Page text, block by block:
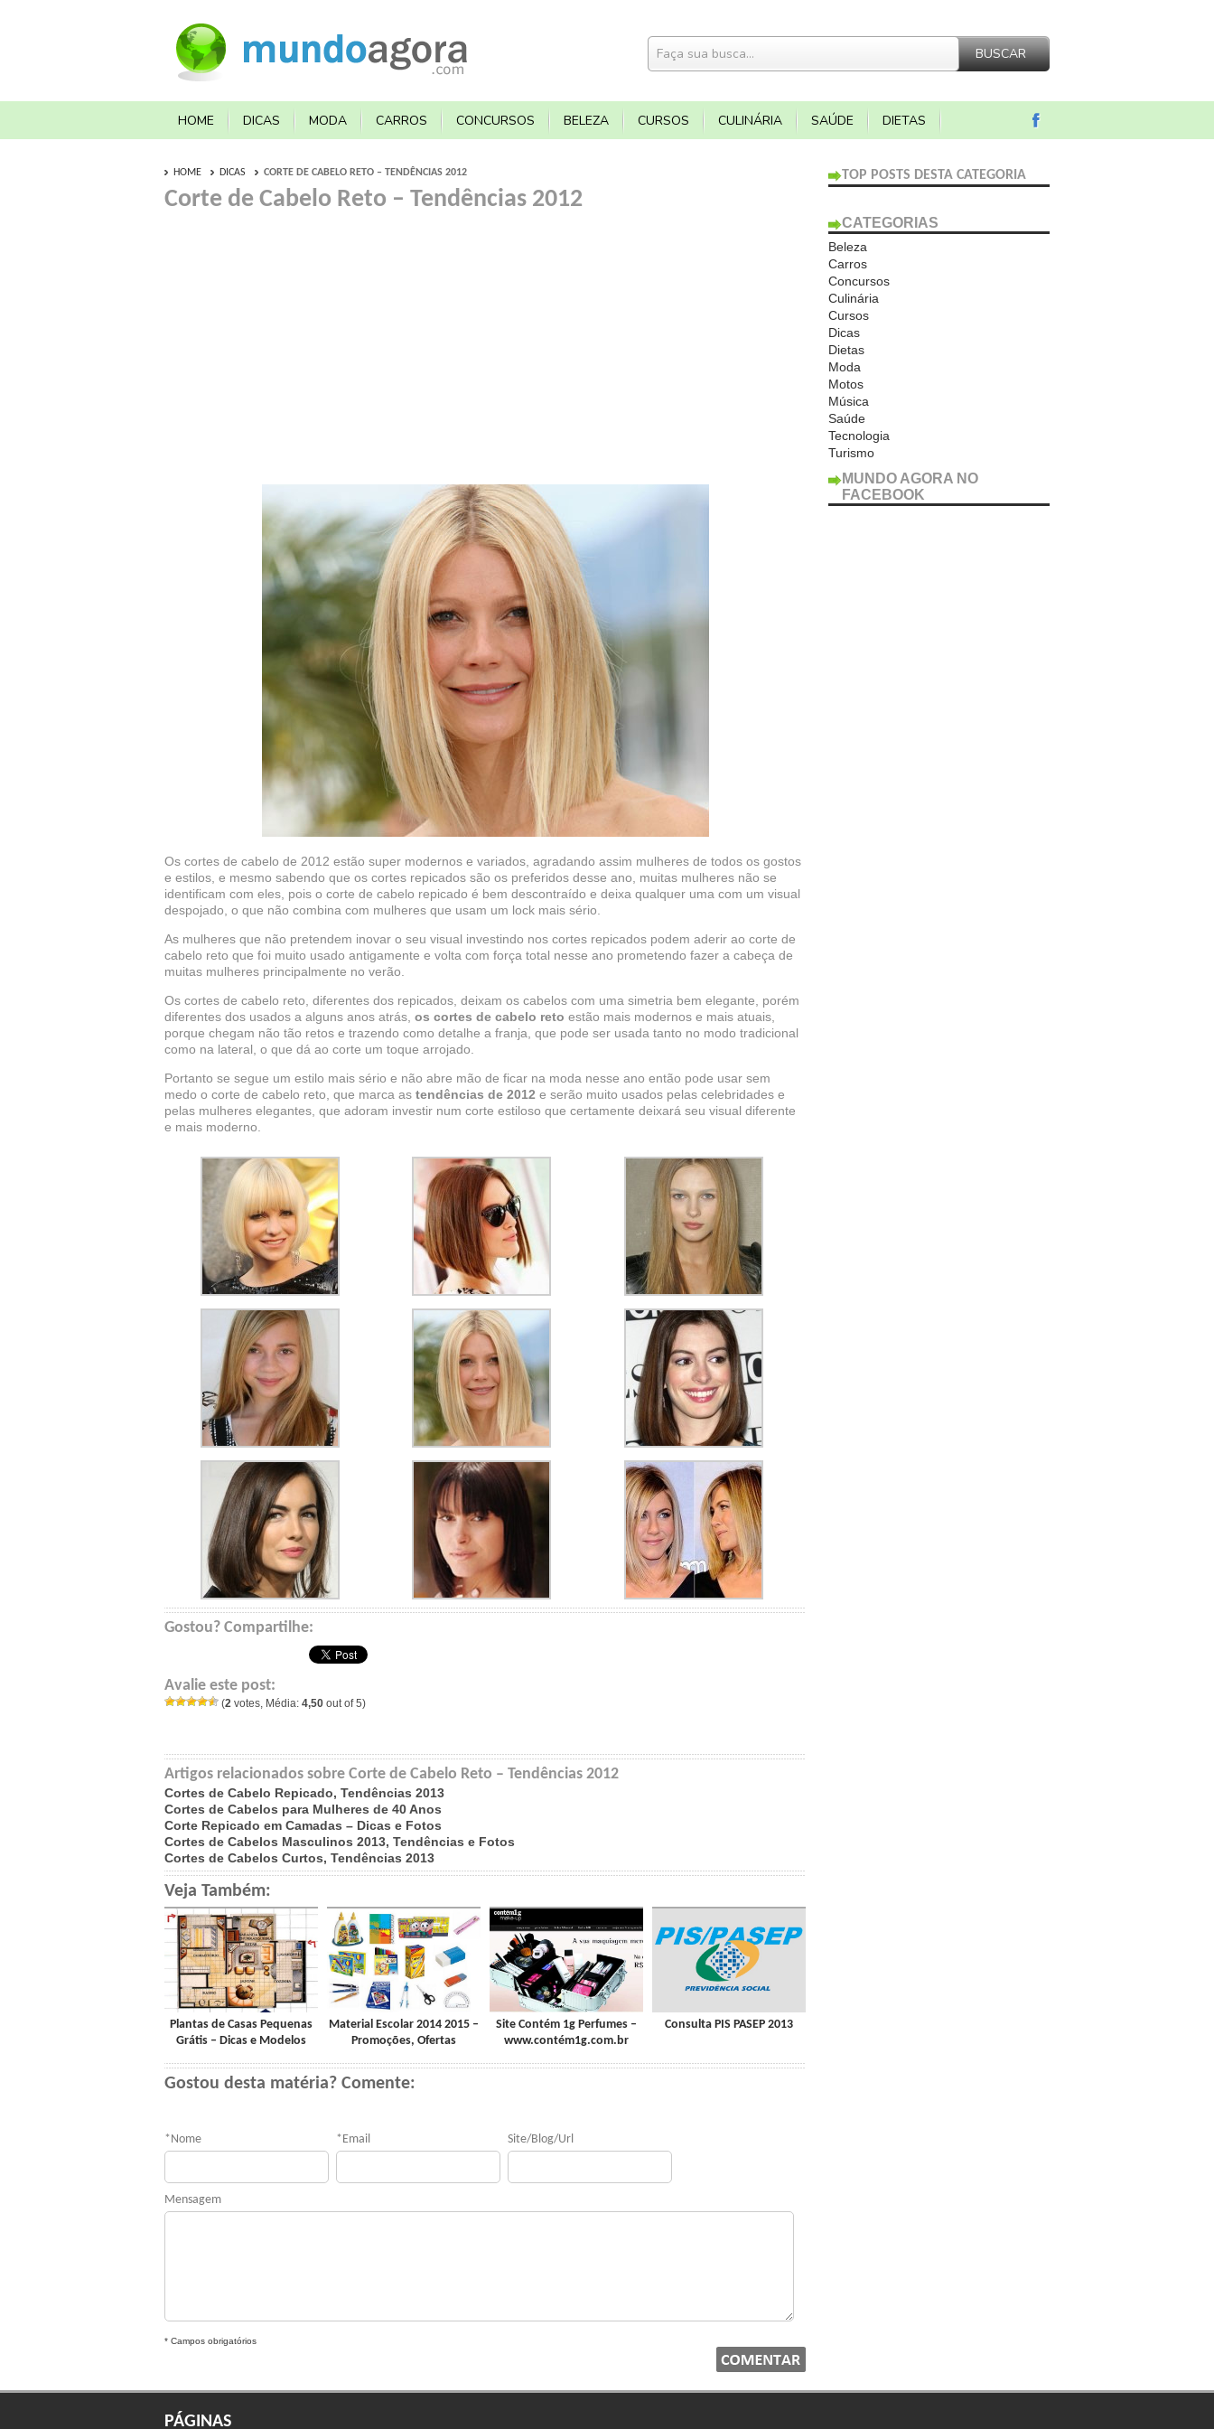
HOME DICAS MODA CARROS CONCURSOS BELEZA CURSOS CULINÁRIA SAÚDE DIETAS
HOME DICAS CORTE DE CABELO RETO – TENDÊNCIAS 2012
Corte de Cabelo Reto – Tendências 2012
Os cortes de cabelo de 2012 estão super modernos e variados, agradando assim mulheres de todos os gostos
e estilos, e mesmo sabendo que os cortes repicados são os preferidos desse ano, muitas mulheres não se
identificam com eles, pois o corte de cabelo repicado é bem descontraído e deixa qualquer uma com um visual
despojado, o que não combina com mulheres que usam um lock mais sério.
As mulheres que não pretendem inovar o seu visual investindo nos cortes repicados podem aderir ao corte de
cabelo reto que foi muito usado antigamente e volta com força total nesse ano prometendo fazer a cabeça de
muitas mulheres principalmente no verão.
Os cortes de cabelo reto, diferentes dos repicados, deixam os cabelos com uma simetria bem elegante, porém
diferentes dos usados a alguns anos atrás, os cortes de cabelo reto estão mais modernos e mais atuais,
porque chegam não tão retos e trazendo como detalhe a franja, que pode ser usada tanto no modo tradicional
como na lateral, o que dá ao corte um toque arrojado.
Portanto se segue um estilo mais sério e não abre mão de ficar na moda nesse ano então pode usar sem
medo o corte de cabelo reto, que marca as tendências de 2012 e serão muito usados pelas celebridades e
pelas mulheres elegantes, que adoram investir num corte estiloso que certamente deixará seu visual diferente
e mais moderno.
Gostou? Compartilhe:
Avalie este post:
(2 votes, Média: 4,50 out of 5)
Artigos relacionados sobre Corte de Cabelo Reto – Tendências 2012
Cortes de Cabelo Repicado, Tendências 2013
Cortes de Cabelos para Mulheres de 40 Anos
Corte Repicado em Camadas – Dicas e Fotos
Cortes de Cabelos Masculinos 2013, Tendências e Fotos
Cortes de Cabelos Curtos, Tendências 2013
Veja Também:
Plantas de Casas Pequenas
Grátis – Dicas e Modelos
Material Escolar 2014 2015 –
Promoções, Ofertas
Site Contém 1g Perfumes –
www.contém1g.com.br
Consulta PIS PASEP 2013
Gostou desta matéria? Comente:
* Nome * Email Site/Blog/Url
Mensagem
* Campos obrigatórios
TOP POSTS DESTA CATEGORIA
CATEGORIAS
Beleza
Carros
Concursos
Culinária
Cursos
Dicas
Dietas
Moda
Motos
Música
Saúde
Tecnologia
Turismo
MUNDO AGORA NO
FACEBOOK
PÁGINAS